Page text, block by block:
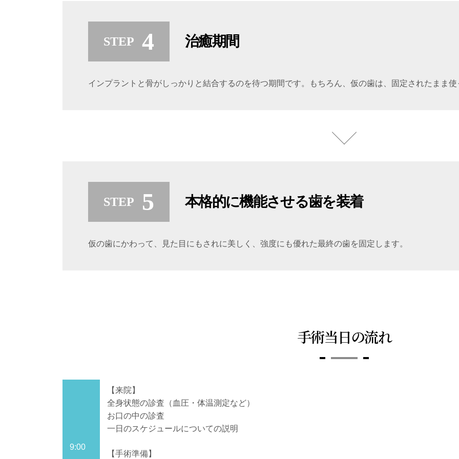
治癒期間
インプラントと骨がしっかりと結合するのを待つ期間です。もちろん、仮の歯は、固定されたまま使
本格的に機能させる歯を装着
仮の歯にかわって、見た目にもされに美しく、強度にも優れた最終の歯を固定します。
手術当日の流れ
9:00
【来院】
全身状態の診査（血圧・体温測定など）
お口の中の診査
一日のスケジュールについての説明
【手術準備】